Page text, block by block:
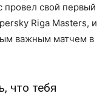
провел свой первый
Riga Masters, и
важным матчем в
что тебя